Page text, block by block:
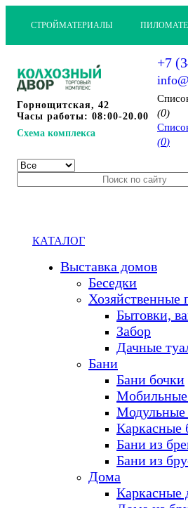
СТРОЙМАТЕРИАЛЫ
Горнощитская, 42
Часы работы: 08:00-20.00
Схема комплекса
+7
(0)
(0)
КАТАЛОГ
Выставка домов
Беседки
Хозяйственные
Бытовки,
Забор
Дачные
Бани
Бани бочки
Модульные
Каркасные
Бани из
Бани из
Дома
Каркасные